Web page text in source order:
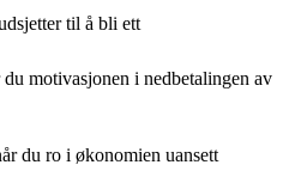
til å bli ett
motivasjonen i nedbetalingen av
du ro i økonomien uansett